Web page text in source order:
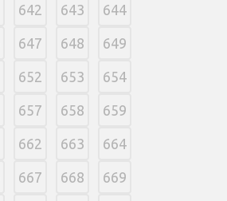
642 643 644
647 648 649
652 653 654
657 658 659
662 663 664
667 668 669